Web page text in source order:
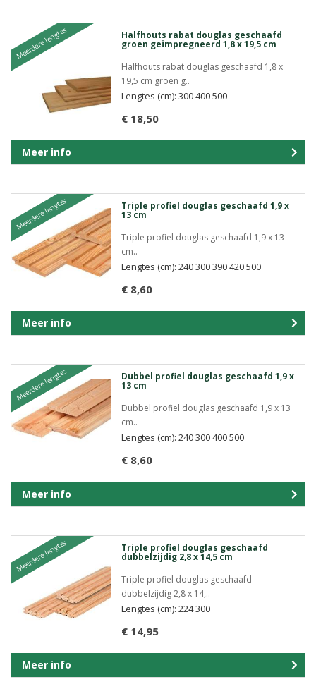
Meerdere lengtes Halfhouts rabat douglas geschaafd
groen geïmpregneerd 1,8 x 19,5 cm
Halfhouts rabat douglas geschaafd 1,8 x
19,5 cm groen g..
€ 18,50
Lengtes (cm): 300 400 500
Meer info
Meerdere lengtes Triple profiel douglas geschaafd 1,9 x
13 cm
Triple profiel douglas geschaafd 1,9 x 13
cm..
€ 8,60
Lengtes (cm): 240 300 390 420 500
Meer info
Meerdere lengtes Dubbel profiel douglas geschaafd 1,9 x
13 cm
Dubbel profiel douglas geschaafd 1,9 x 13
cm..
€ 8,60
Lengtes (cm): 240 300 400 500
Meer info
Meerdere lengtes Triple profiel douglas geschaafd
dubbelzijdig 2,8 x 14,5 cm
Triple profiel douglas geschaafd
dubbelzijdig 2,8 x 14,..
€ 14,95
Lengtes (cm): 224 300
Meer info